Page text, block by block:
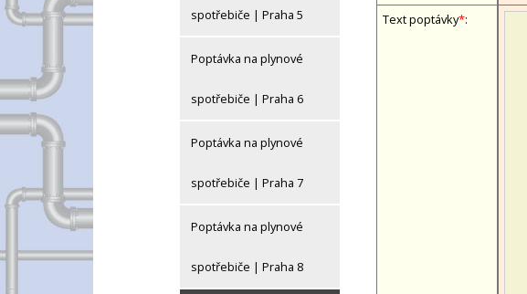
spotřebiče | Praha 5
Poptávka na plynové
spotřebiče | Praha 6
Poptávka na plynové
spotřebiče | Praha 7
Poptávka na plynové
spotřebiče | Praha 8
Text poptávky*: